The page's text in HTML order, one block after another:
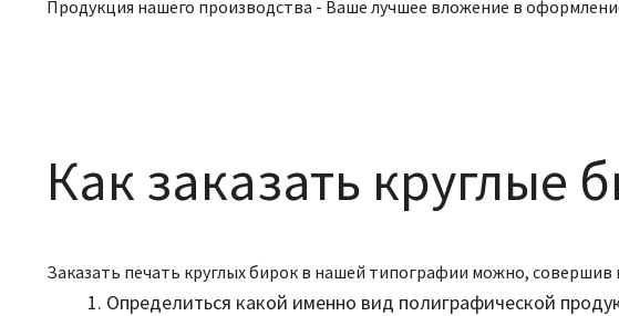
Продукция нашего производства - Ваше лучшее вложение в
Как заказать круглые
Заказать печать круглых бирок в нашей типографии можно, совершив
Определиться какой именно вид полиграфической